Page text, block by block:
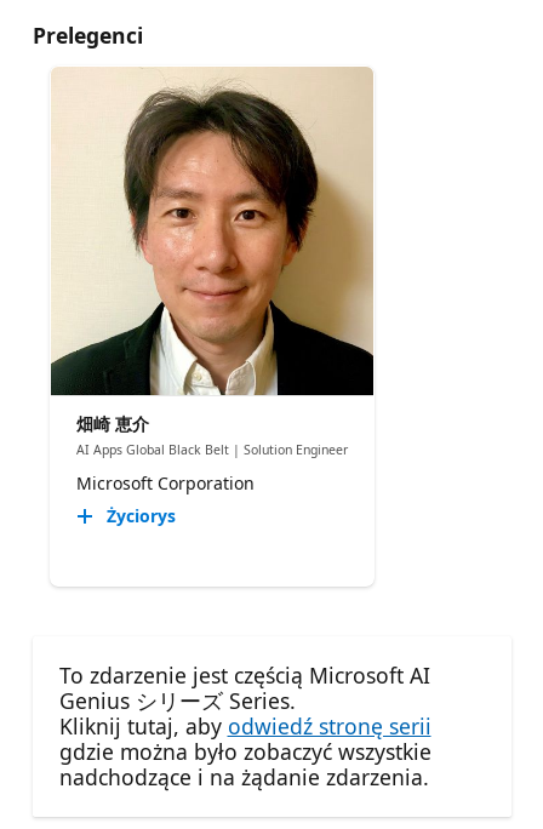
Prelegenci
畑崎 恵介
AI Apps Global Black Belt | Solution Engineer
Microsoft Corporation
Życiorys
To zdarzenie jest częścią Microsoft AI
Genius シリーズ Series.
Kliknij tutaj, aby odwiedź stronę serii
gdzie można było zobaczyć wszystkie
nadchodzące i na żądanie zdarzenia.